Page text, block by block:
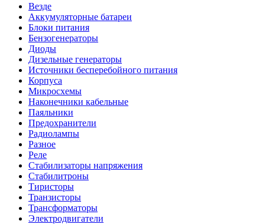
Везде
Аккумуляторные батареи
Блоки питания
Бензогенераторы
Диоды
Дизельные генераторы
Источники бесперебойного питания
Корпуса
Микросхемы
Наконечники кабельные
Паяльники
Предохранители
Радиолампы
Разное
Реле
Стабилизаторы напряжения
Стабилитроны
Тиристоры
Транзисторы
Трансформаторы
Электродвигатели